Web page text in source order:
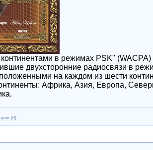
в режимах PSK"
двухсторонние радиосвязи в
на каждом из шести
Африка, Азия, Европа,
(0)